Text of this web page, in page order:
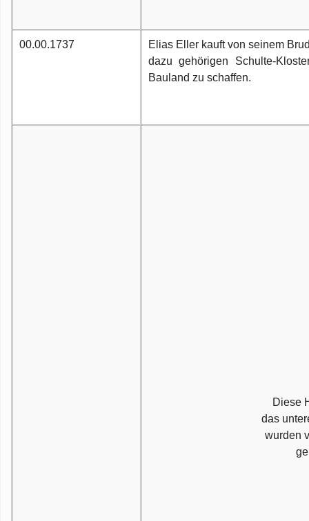
00.00.1737
Elias Eller kauft von seinem
dazu gehörigen Schulte-
Bauland zu schaffen.
Diese
das
wurden